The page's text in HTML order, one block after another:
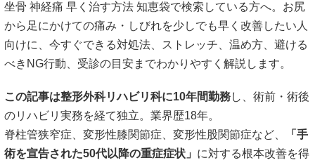
坐骨 神経痛 早く治す方法 知恵袋で検索している方へ。お尻
から足にかけての痛み・しびれを少しでも早く改善したい人
向けに、今すぐできる対処法、ストレッチ、温め方、避ける
べきNG行動、受診の目安までわかりやすく解説します。
この記事は整形外科リハビリ科に10年間勤務し、術前・ 術後
のリハビリ実務を経て独立。業界歴18年。
脊柱管狭窄症、変形性膝関節症、変形性股関節症など、
「 手
術を宣告された50代以降の重症症状」 に対する根本改善を得